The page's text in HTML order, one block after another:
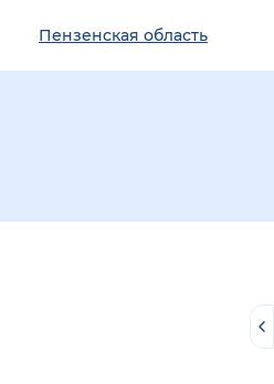
Пензенская область